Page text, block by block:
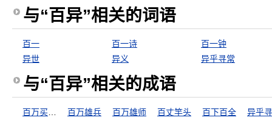
与“百异”相关的词语
百一 百一诗
百一钟
异世
异义 异乎寻常
与“百异”相关的成语
百万雄兵 百万雄师 百丈竿头 百下百全 异乎